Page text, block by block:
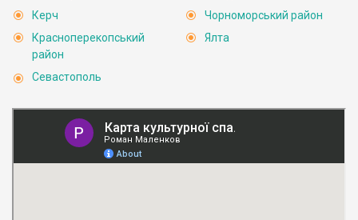
Керч
Красноперекопський
район
Севастополь
Чорноморський район
Ялта